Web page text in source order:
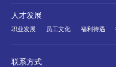
人才发展
职业发展 员工文化 福利待遇
联系方式